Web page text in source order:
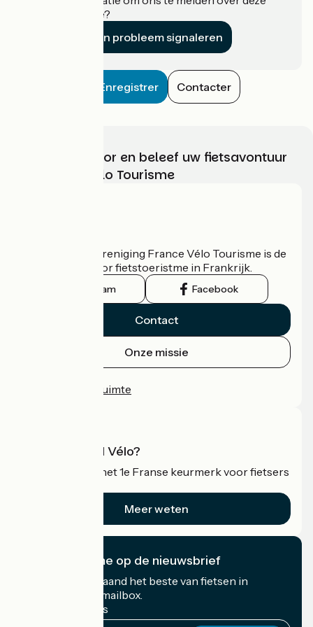
accommodatie?
Een probleem signaleren
Enregistrer Contacter
Kies, bereid voor en beleef uw fietsavontuur
met France Vélo Tourisme
De nationale vereniging France Vélo Tourisme is de
officiële gids voor fietstoeristme in Frankrijk.
Instagram Facebook
Contact
Onze missie
Professionele ruimte
Wat is Accueil Vélo?
Accueil Vélo is het 1e Franse keurmerk voor fietsers
Meer weten
Ik abonneer me op de nieuwsbrief
Ontvang elke maand het beste van fietsen in
Frankrijk in uw mailbox.
Mijn e-mailadres